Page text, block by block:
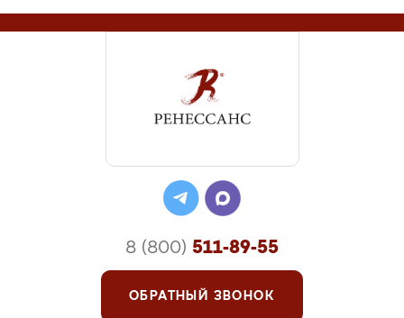
8 (800) 511-89-55
ОБРАТНЫЙ ЗВОНОК